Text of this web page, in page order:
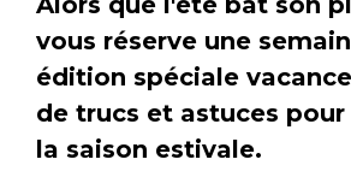
vous réserve une
édition spéciale
de trucs et astuces
la saison estivale.